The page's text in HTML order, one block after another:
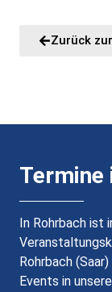
Zurück
Termine
In Rohrbach ist
Rohrbach
Events in